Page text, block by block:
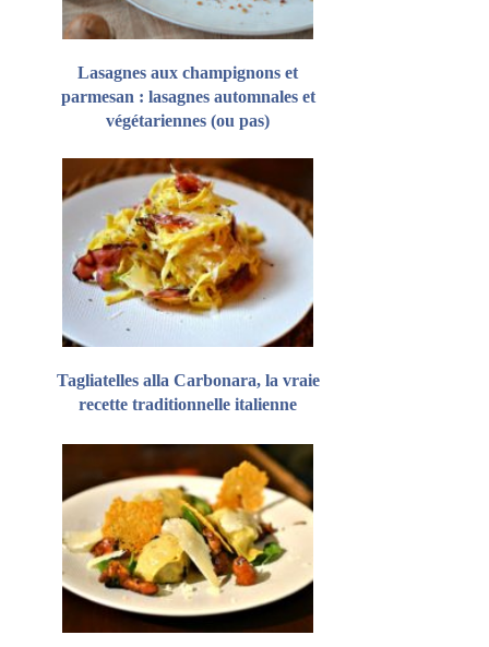
Lasagnes aux champignons et
parmesan : lasagnes automnales et
végétariennes (ou pas)
Tagliatelles alla Carbonara, la vraie
recette traditionnelle italienne